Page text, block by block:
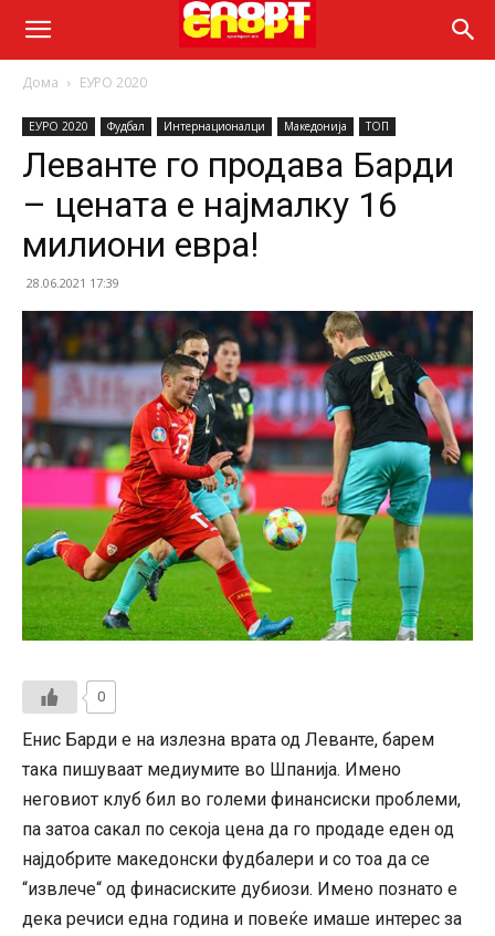
Дома ЕУРО 2020
ЕУРО 2020 Фудбал Интернационалци Македонија ТОП
Леванте го продава Барди
– цената е најмалку 16
милиони евра!
28.06.2021 17:39
0
Енис Барди е на излезна врата од Леванте, барем
така пишуваат медиумите во Шпанија. Имено
неговиот клуб бил во големи финансиски проблеми,
па затоа сакал по секоја цена да го продаде еден од
најдобрите македонски фудбалери и со тоа да се
“извлече“ од финасиските дубиози. Имено познато е
дека речиси една година и повеќе имаше интерес за